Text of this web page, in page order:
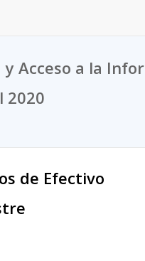
Acceso a la
de Efectivo